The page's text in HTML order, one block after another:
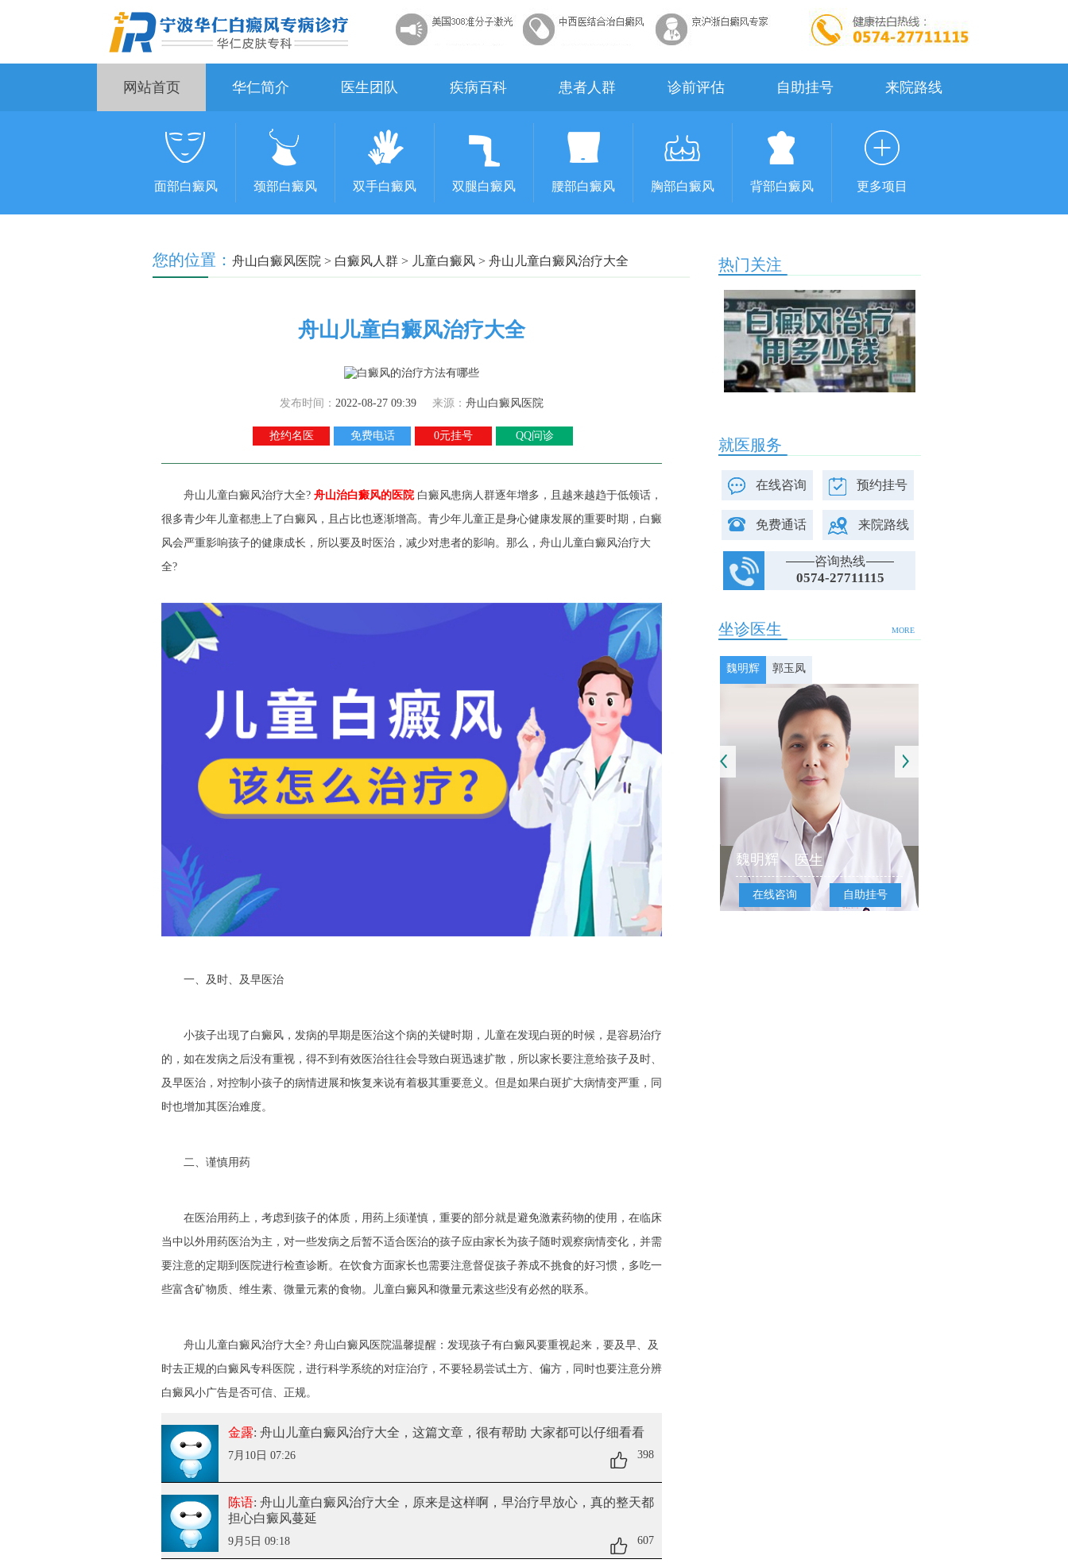
网站首页 华仁简介 医生团队 疾病百科 患者人群 诊前评估 自助挂号 来院路线
面部白癜风 颈部白癜风 双手白癜风 双腿白癜风 腰部白癜风 胸部白癜风 背部白癜风 更多项目
您的位置： 舟山白癜风医院 > 白癜风人群 > 儿童白癜风 > 舟山儿童白癜风治疗大全
舟山儿童白癜风治疗大全
发布时间： 2022-08-27 09:39 来源： 舟山白癜风医院
抢约名医 免费电话 0元挂号 QQ问诊
舟山儿童白癜风治疗大全? 舟山治白癜风的医院白癜风患病人群逐年增多，且越来越趋于低领话，
很多青少年儿童都患上了白癜风，且占比也逐渐增高。青少年儿童正是身心健康发展的重要时期，白癜
风会严重影响孩子的健康成长，所以要及时医治，减少对患者的影响。那么，舟山儿童白癜风治疗大
全?
一、及时、及早医治
小孩子出现了白癜风，发病的早期是医治这个病的关键时期，儿童在发现白斑的时候，是容易治疗
的，如在发病之后没有重视，得不到有效医治往往会导致白斑迅速扩散，所以家长要注意给孩子及时、
及早医治，对控制小孩子的病情进展和恢复来说有着极其重要意义。但是如果白斑扩大病情变严重，同
时也增加其医治难度。
二、谨慎用药
在医治用药上，考虑到孩子的体质，用药上须谨慎，重要的部分就是避免激素药物的使用，在临床
当中以外用药医治为主，对一些发病之后暂不适合医治的孩子应由家长为孩子随时观察病情变化，并需
要注意的定期到医院进行检查诊断。在饮食方面家长也需要注意督促孩子养成不挑食的好习惯，多吃一
些富含矿物质、维生素、微量元素的食物。儿童白癜风和微量元素这些没有必然的联系。
舟山儿童白癜风治疗大全? 舟山白癜风医院温馨提醒：发现孩子有白癜风要重视起来，要及早、及
时去正规的白癜风专科医院，进行科学系统的对症治疗，不要轻易尝试土方、偏方，同时也要注意分辨
白癜风小广告是否可信、正规。
金露: 舟山儿童白癜风治疗大全 ，这篇文章，很有帮助 大家都可以仔细看看
7月10日 07:26 398
陈语: 舟山儿童白癜风治疗大全 ，原来是这样啊，早治疗早放心，真的整天都
担心白癜风蔓延
9月5日 09:18 607
热门关注
就医服务
在线咨询 预约挂号
免费通话 来院路线
咨询热线
0574-27711115
MORE
坐诊医生
魏明辉 郭玉凤
魏明辉 医生
在线咨询 自助挂号